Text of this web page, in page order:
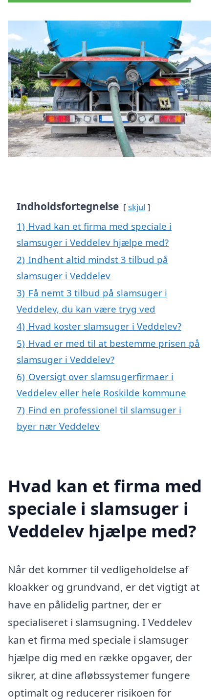
Indholdsfortegnelse skjul
1) Hvad kan et firma med speciale i
slamsuger i Veddelev hjælpe med?
2) Indhent altid mindst 3 tilbud på
slamsuger i Veddelev
3) Få nemt 3 tilbud på slamsuger i
Veddelev, du kan være tryg ved
4) Hvad koster slamsuger i Veddelev?
5) Hvad er med til at bestemme prisen på
slamsuger i Veddelev?
6) Oversigt over slamsugerfirmaer i
Veddelev eller hele Roskilde kommune
7) Find en professionel til slamsuger i
byer nær Veddelev
Hvad kan et firma med
speciale i slamsuger i
Veddelev hjælpe med?
Når det kommer til vedligeholdelse af
kloakker og grundvand, er det vigtigt at
have en pålidelig partner, der er
specialiseret i slamsugning. I Veddelev
kan et firma med speciale i slamsuger
hjælpe dig med en række opgaver, der
sikrer, at dine afløbssystemer fungere
optimalt og reducerer risikoen for